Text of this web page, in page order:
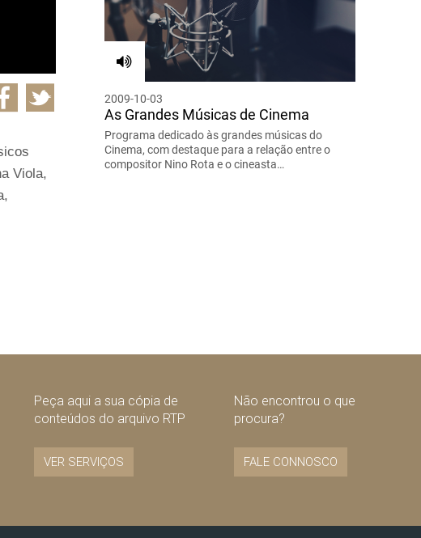
Viola,
2009-10-03
As Grandes Músicas de Cinema
Programa dedicado às grandes músicas do
Cinema, com destaque para a relação entre o
compositor Nino Rota e o cineasta…
Peça aqui a sua cópia de
conteúdos do arquivo RTP
VER SERVIÇOS
Não encontrou o que
procura?
FALE CONNOSCO